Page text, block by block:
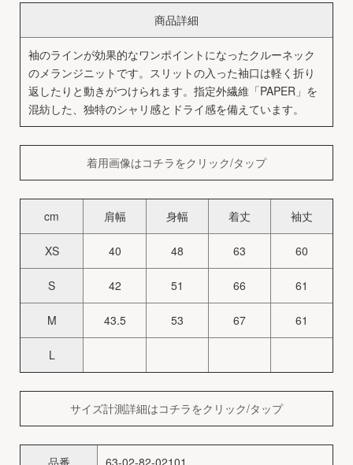
商品詳細
袖のラインが効果的なワンポイントになったクルーネック
のメランジニットです。スリットの入った袖口は軽く折り
返したりと動きがつけられます。指定外繊維「PAPER」を
混紡した、独特のシャリ感とドライ感を備えています。
着用画像はコチラをクリック/タップ
cm 肩幅 身幅 着丈 袖丈
XS 40 48 63 60
S 42 51 66 61
M 43.5 53 67 61
L
サイズ計測詳細はコチラをクリック/タップ
品番 63-02-82-02101